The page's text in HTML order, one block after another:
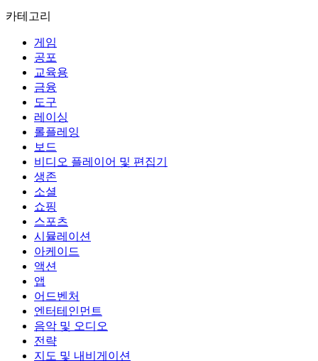
카테고리
게임
공포
교육용
금융
도구
레이싱
롤플레잉
보드
비디오 플레이어 및 편집기
생존
소셜
쇼핑
스포츠
시뮬레이션
아케이드
액션
앱
어드벤처
엔터테인먼트
음악 및 오디오
전략
지도 및 내비게이션